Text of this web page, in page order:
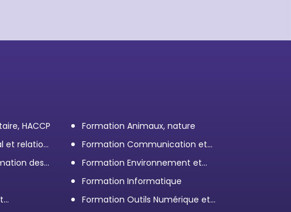
HACCP
Formation Animaux, nature
et relation
Formation Communication et
efficacité personnelle et
professionnelle
des
Formation Environnement et
démarche RSE
Formation Informatique
Formation Outils Numérique et